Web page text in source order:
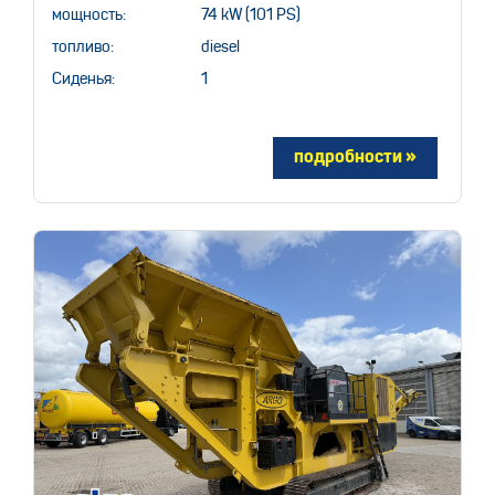
мощность: 74 kW (101 PS)
топливо: diesel
Сиденья: 1